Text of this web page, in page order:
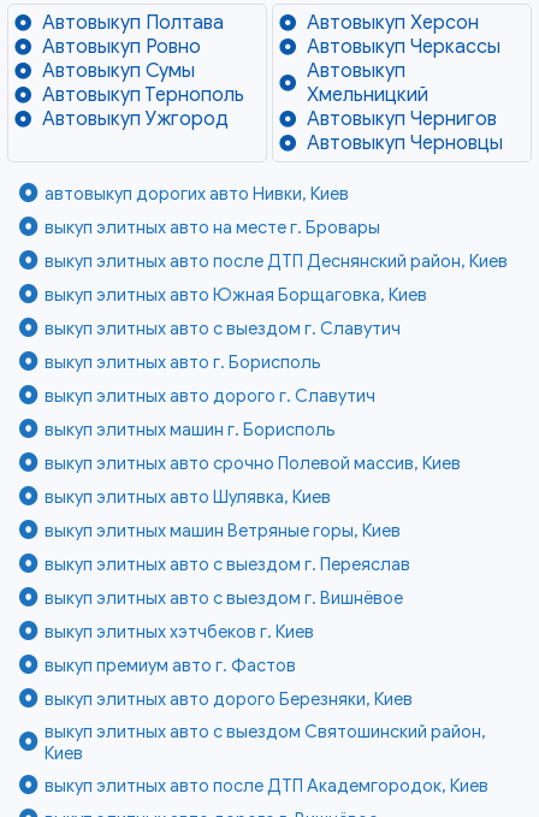
Автовыкуп Полтава
Автовыкуп Ровно
Автовыкуп Сумы
Автовыкуп Тернополь
Автовыкуп Ужгород
Автовыкуп Херсон
Автовыкуп Черкассы
Автовыкуп
Хмельницкий
Автовыкуп Чернигов
Автовыкуп Черновцы
автовыкуп дорогих авто Нивки, Киев
выкуп элитных авто на месте г. Бровары
выкуп элитных авто после ДТП Деснянский район, Киев
выкуп элитных авто Южная Борщаговка, Киев
выкуп элитных авто с выездом г. Славутич
выкуп элитных авто г. Борисполь
выкуп элитных авто дорого г. Славутич
выкуп элитных машин г. Борисполь
выкуп элитных авто срочно Полевой массив, Киев
выкуп элитных авто Шулявка, Киев
выкуп элитных машин Ветряные горы, Киев
выкуп элитных авто с выездом г. Переяслав
выкуп элитных авто с выездом г. Вишнёвое
выкуп элитных хэтчбеков г. Киев
выкуп премиум авто г. Фастов
выкуп элитных авто дорого Березняки, Киев
выкуп элитных авто с выездом Святошинский район,
Киев
выкуп элитных авто после ДТП Академгородок, Киев